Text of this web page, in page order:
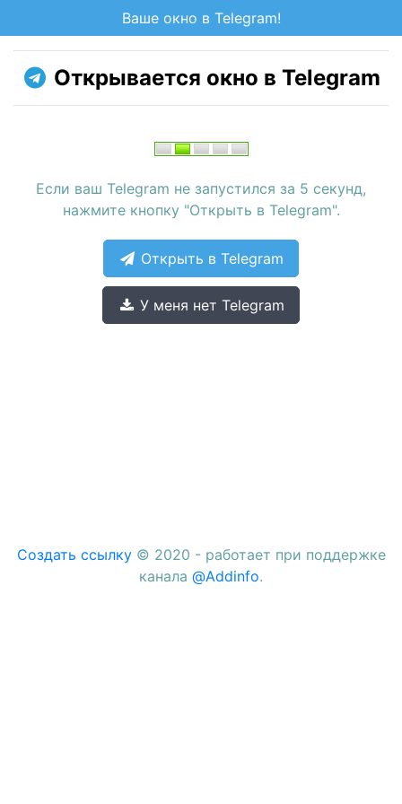
Ваше окно в Telegram!
Открывается окно в Telegram
Если ваш Telegram не запустился за 5 секунд,
нажмите кнопку "Открыть в Telegram".
Открыть в Telegram
У меня нет Telegram
Создать ссылку© 2020 - работает при поддержке
канала @Addinfo.